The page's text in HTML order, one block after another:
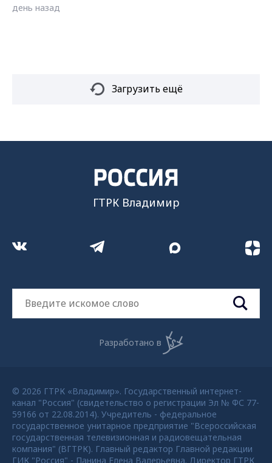
день назад
Загрузить ещё
ГТРК Владимир
Разработано в
© 2026 ГТРК «Владимир». Государственный интернет-
канал "Россия" (свидетельство о регистрации Эл № ФС 77-
59166 от 22.08.2014). Учредитель - федеральное
государственное унитарное предприятие "Всероссийская
государственная телевизионная и радиовещательная
компания" (ВГТРК). Главный редактор Главной редакции
ГИК "Россия" - Панина Елена Валерьевна. Директор ГТРК